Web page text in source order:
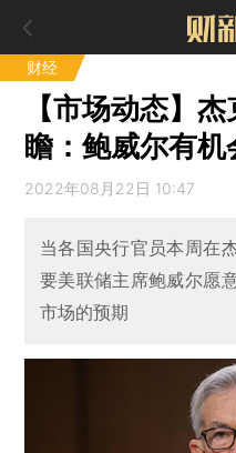
财经
【市场动态】
瞻：鲍威尔有
2022年08月22日 10:47
当各国央行官员本周在
要美联储主席鲍威尔愿
市场的预期